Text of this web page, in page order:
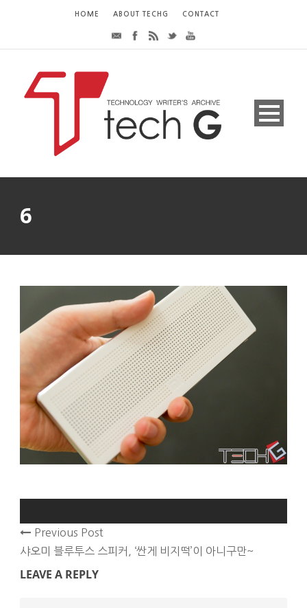
HOME ABOUT TECHG CONTACT
6
Previous Post
샤오미 블루투스 스피커, ‘싼게 비지떡’이 아니구만~
LEAVE A REPLY